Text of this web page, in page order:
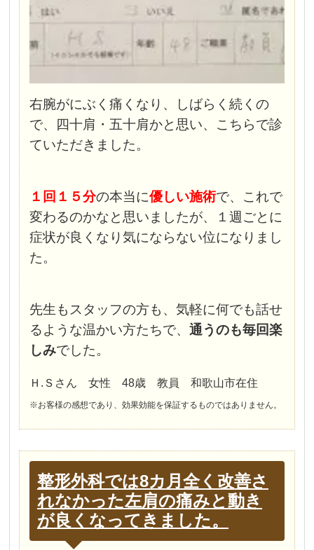
右腕がにぶく痛くなり、しばらく続くの
で、四十肩・五十肩かと思い、こちらで診
ていただきました。
１回１５分の本当に優しい施術で、これで
変わるのかなと思いましたが、１週ごとに
症状が良くなり気にならない位になりまし
た。
先生もスタッフの方も、気軽に何でも話せ
るような温かい方たちで、通うのも毎回楽
しみでした。
Ｈ.Ｓさん 女性 48歳 教員 和歌山市在住
※お客様の感想であり、効果効能を保証するものではありません。
整形外科では8カ月全く改善さ
れなかった左肩の痛みと動き
が良くなってきました。